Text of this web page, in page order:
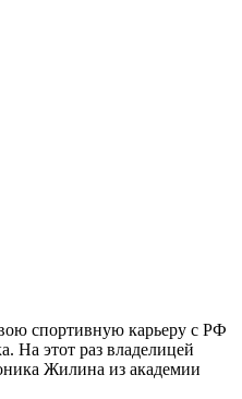
спортивную карьеру с РФ
На этот раз владелицей
Жилина из академии